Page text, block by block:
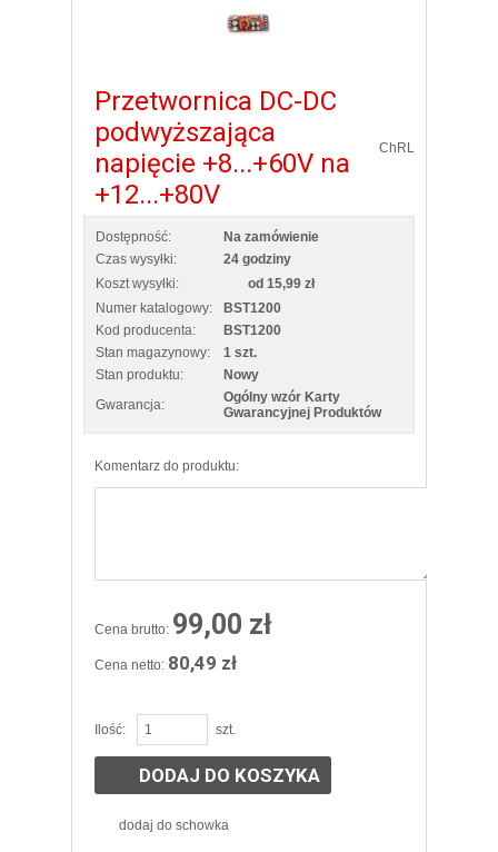
Przetwornica DC-DC
podwyższająca
napięcie +8...+60V na
+12...+80V
ChRL
Dostępność:
Na zamówienie
Czas wysyłki:
24 godziny
Koszt wysyłki:
od 15,99 zł
Numer katalogowy:
BST1200
Kod producenta:
BST1200
Stan magazynowy:
1 szt.
Stan produktu:
Nowy
Gwarancja:
Ogólny wzór Karty
Gwarancyjnej Produktów
Komentarz do produktu:
Cena brutto: 99,00 zł
Cena netto: 80,49 zł
Ilość: szt.
DODAJ DO KOSZYKA
dodaj do schowka